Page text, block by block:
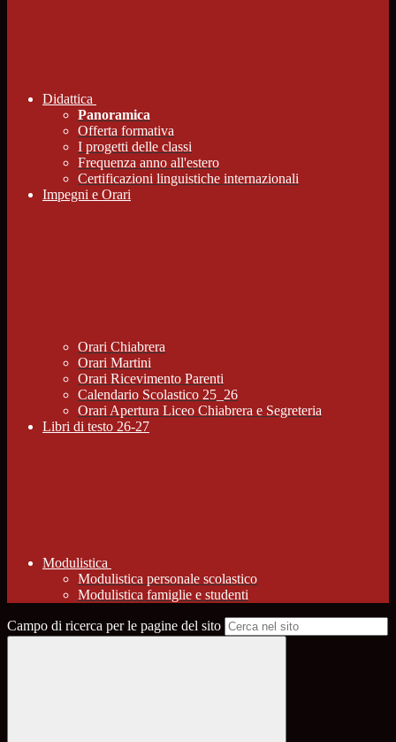
Didattica
Panoramica
Offerta formativa
I progetti delle classi
Frequenza anno all'estero
Certificazioni linguistiche internazionali
Impegni e Orari
Orari Chiabrera
Orari Martini
Orari Ricevimento Parenti
Calendario Scolastico 25_26
Orari Apertura Liceo Chiabrera e Segreteria
Libri di testo 26-27
Modulistica
Modulistica personale scolastico
Modulistica famiglie e studenti
Campo di ricerca per le pagine del sito